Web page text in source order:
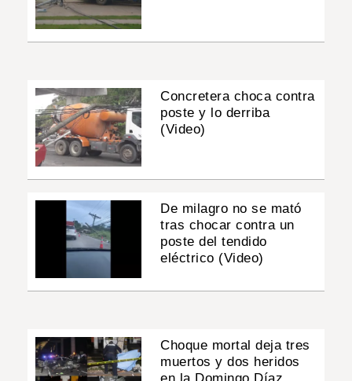
Concretera choca contra
poste y lo derriba
(Video)
De milagro no se mató
tras chocar contra un
poste del tendido
eléctrico (Video)
Choque mortal deja tres
muertos y dos heridos